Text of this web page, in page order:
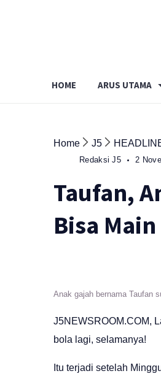
HOME ARUS UTAMA
Home J5
Redaksi J5 2
Taufan,
Bisa
Anak gajah bernama Taufan
J5NEWSROOM.COM,
bola lagi, selamanya!
Itu terjadi setelah